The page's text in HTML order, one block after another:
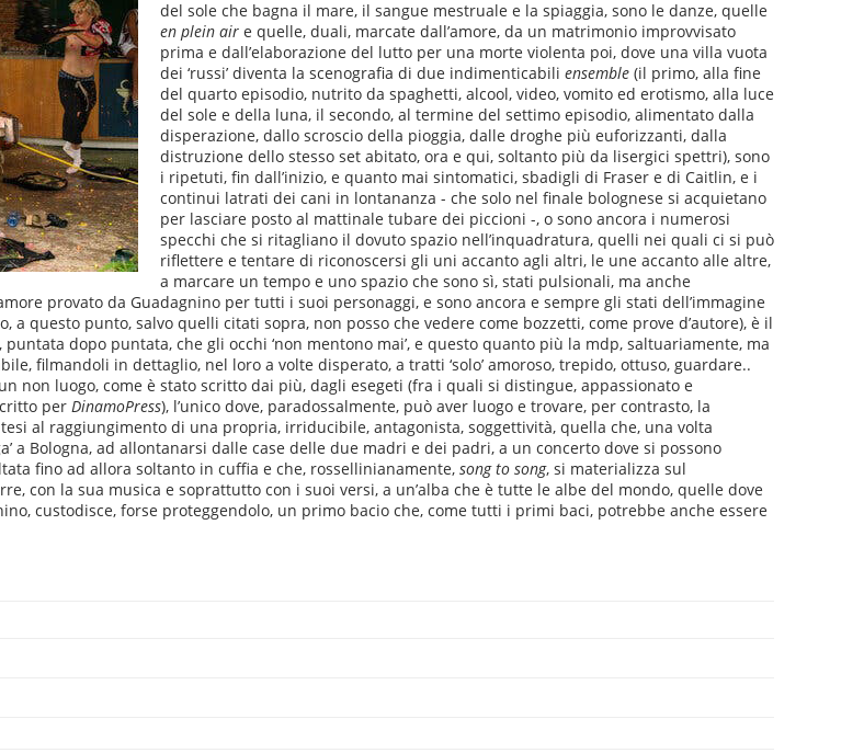
del sole che bagna il mare, il sangue mestruale e la spiaggia, sono le danze, quelle
en plein air e quelle, duali, marcate dall’amore, da un matrimonio improvvisato
prima e dall’elaborazione del lutto per una morte violenta poi, dove una villa vuota
dei ‘russi’ diventa la scenografia di due indimenticabili ensemble (il primo, alla fine
del quarto episodio, nutrito da spaghetti, alcool, video, vomito ed erotismo, alla luce
del sole e della luna, il secondo, al termine del settimo episodio, alimentato dalla
disperazione, dallo scroscio della pioggia, dalle droghe più euforizzanti, dalla
distruzione dello stesso set abitato, ora e qui, soltanto più da lisergici spettri), sono
i ripetuti, fin dall’inizio, e quanto mai sintomatici, sbadigli di Fraser e di Caitlin, e i
continui latrati dei cani in lontananza - che solo nel finale bolognese si acquietano
per lasciare posto al mattinale tubare dei piccioni -, o sono ancora i numerosi
specchi che si ritagliano il dovuto spazio nell’inquadratura, quelli nei quali ci si può
riflettere e tentare di riconoscersi gli uni accanto agli altri, le une accanto alle altre,
a marcare un tempo e uno spazio che sono sì, stati pulsionali, ma anche
provato da Guadagnino per tutti i suoi personaggi, e sono ancora e sempre gli stati dell’immagine
questo punto, salvo quelli citati sopra, non posso che vedere come bozzetti, come prove d’autore), è il
dopo puntata, che gli occhi ‘non mentono mai’, e questo quanto più la mdp, saltuariamente, ma
filmandoli in dettaglio, nel loro a volte disperato, a tratti ‘solo’ amoroso, trepido, ottuso, guardare..
non luogo, come è stato scritto dai più, dagli esegeti (fra i quali si distingue, appassionato e
per DinamoPress), l’unico dove, paradossalmente, può aver luogo e trovare, per contrasto, la
al raggiungimento di una propria, irriducibile, antagonista, soggettività, quella che, una volta
a Bologna, ad allontanarsi dalle case delle due madri e dei padri, a un concerto dove si possono
fino ad allora soltanto in cuffia e che, rossellinianamente, song to song, si materializza sul
con la sua musica e soprattutto con i suoi versi, a un’alba che è tutte le albe del mondo, quelle dove
custodisce, forse proteggendolo, un primo bacio che, come tutti i primi baci, potrebbe anche essere